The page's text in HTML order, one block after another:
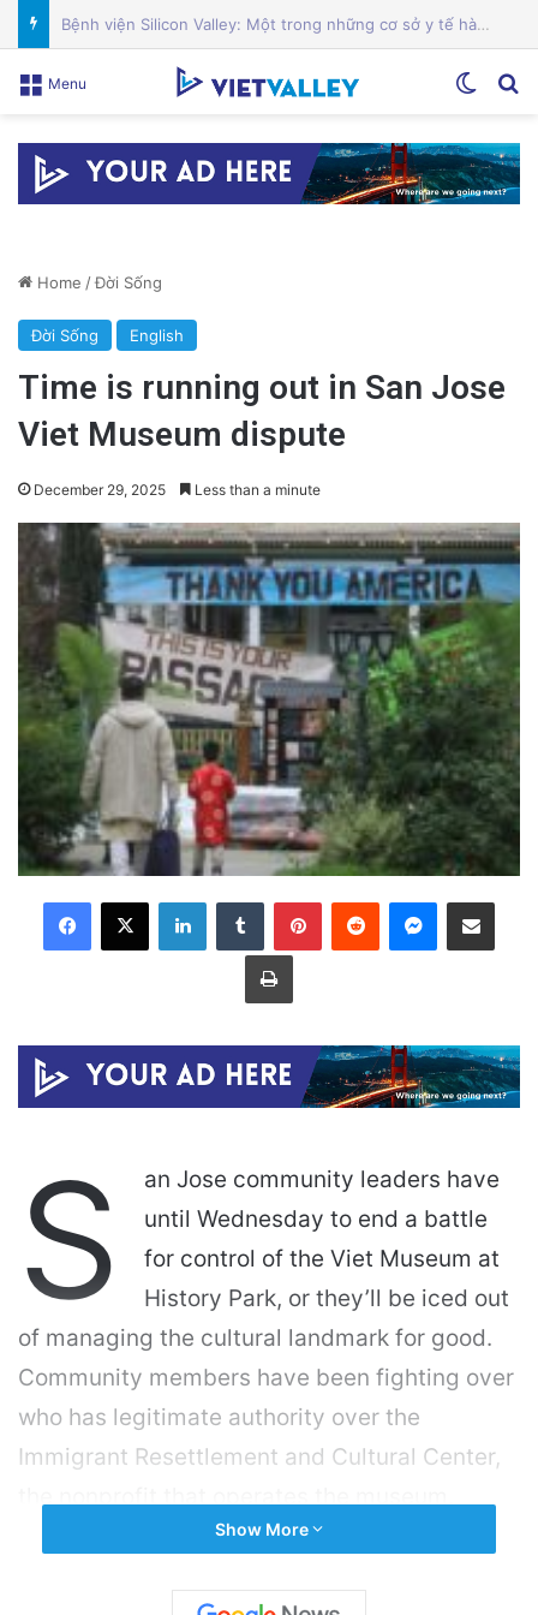
Sự Kiện Livestream Gây Chấn Động: 3 Triệu Người Theo Dõi Nguyễn Phương Hằng Tại Việt Nam!
Menu
Home /Đời Sống
Đời Sống English
Time is running out in San Jose
Viet Museum dispute
December 29, 2025 Less than a minute
LinkedInTumblr PinterestReddit Messenger
Share via Email
Print
S
an Jose community leaders have
until Wednesday to end a battle
for control of the Viet Museum at
History Park, or they’ll be iced out
of managing the cultural landmark for good.
Community members have been fighting over
who has legitimate authority over the
Immigrant Resettlement and Cultural Center,
History San Jose, a city-contracted nonprofit
Show More